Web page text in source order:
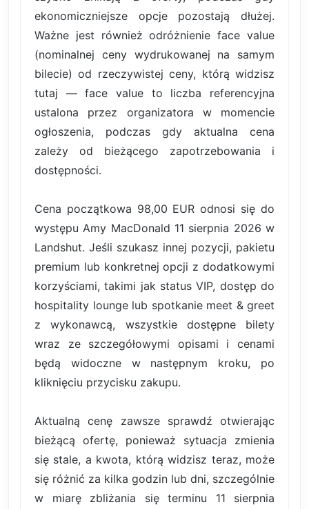
ekonomiczniejsze opcje pozostają dłużej.
Ważne jest również odróżnienie face value
(nominalnej ceny wydrukowanej na samym
bilecie) od rzeczywistej ceny, którą widzisz
tutaj — face value to liczba referencyjna
ustalona przez organizatora w momencie
ogłoszenia, podczas gdy aktualna cena
zależy od bieżącego zapotrzebowania i
dostępności.
Cena początkowa 98,00 EUR odnosi się do
występu Amy MacDonald 11 sierpnia 2026 w
Landshut. Jeśli szukasz innej pozycji, pakietu
premium lub konkretnej opcji z dodatkowymi
korzyściami, takimi jak status VIP, dostęp do
hospitality lounge lub spotkanie meet & greet
z wykonawcą, wszystkie dostępne bilety
wraz ze szczegółowymi opisami i cenami
będą widoczne w następnym kroku, po
kliknięciu przycisku zakupu.
Aktualną cenę zawsze sprawdź otwierając
bieżącą ofertę, ponieważ sytuacja zmienia
się stale, a kwota, którą widzisz teraz, może
się różnić za kilka godzin lub dni, szczególnie
w miarę zbliżania się terminu 11 sierpnia